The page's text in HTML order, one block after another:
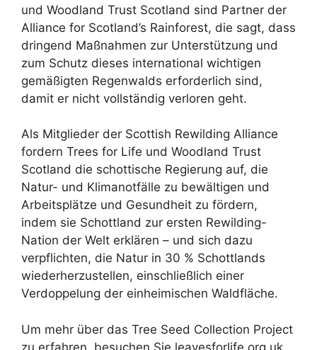
und Woodland Trust Scotland sind Partner der
Alliance for Scotland’s Rainforest, die sagt, dass
dringend Maßnahmen zur Unterstützung und
zum Schutz dieses international wichtigen
gemäßigten Regenwalds erforderlich sind,
damit er nicht vollständig verloren geht.
Als Mitglieder der Scottish Rewilding Alliance
fordern Trees for Life und Woodland Trust
Scotland die schottische Regierung auf, die
Natur- und Klimanotfälle zu bewältigen und
Arbeitsplätze und Gesundheit zu fördern,
indem sie Schottland zur ersten Rewilding-
Nation der Welt erklären – und sich dazu
verpflichten, die Natur in 30 % Schottlands
wiederherzustellen, einschließlich einer
Verdoppelung der einheimischen Waldfläche.
Um mehr über das Tree Seed Collection Project
zu erfahren, besuchen Sie leavesforlife.org.uk.